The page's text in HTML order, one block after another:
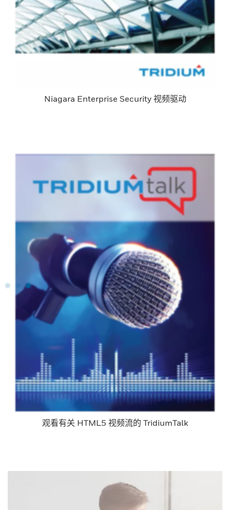
Niagara Enterprise Security 视频驱动
观看有关 HTML5 视频流的 TridiumTalk